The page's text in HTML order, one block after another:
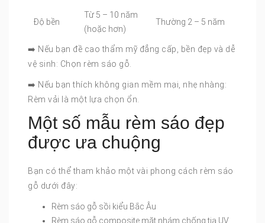
Độ bền
Từ 5 – 10 năm
(hoặc hơn)
Thường 2 – 5 năm
➡️ Nếu bạn đề cao thẩm mỹ đẳng cấp, bền đẹp và dễ
vệ sinh: Chọn rèm sáo gỗ.
➡️ Nếu bạn thích không gian mềm mại, nhẹ nhàng:
Rèm vải là một lựa chọn ổn.
Một số mẫu rèm sáo đẹp
được ưa chuộng
Bạn có thể tham khảo một vài phong cách rèm sáo
gỗ dưới đây:
Rèm sáo gỗ sồi kiểu Bắc Âu
Rèm sáo gỗ composite mặt nhám chống tia UV